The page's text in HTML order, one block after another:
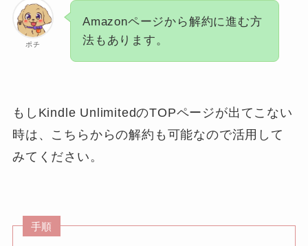
ポチ
Amazonページから解約に進む方
法もあります。
もしKindle UnlimitedのTOPページが出てこない
時は、こちらからの解約も可能なので活用して
みてください。
手順